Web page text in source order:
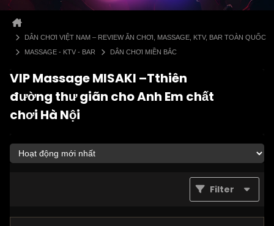
DÂN CHƠI VIỆT NAM – REVIEW ĂN CHƠI, MASSAGE, KTV, BAR TOÀN QUỐC
MASSAGE - KTV - BAR
DÂN CHƠI MIỀN BẮC
VIP Massage MISAKI –Tthiên
đường thư giãn cho Anh Em chất
chơi Hà Nội
Filter